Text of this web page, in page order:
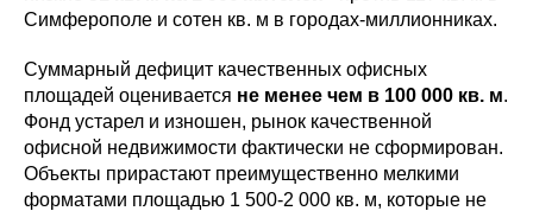
Симферополе и сотен кв. м в городах-миллионниках.
Суммарный дефицит качественных офисных
площадей оценивается не менее чем в 100 000 кв. м.
Фонд устарел и изношен, рынок качественной
офисной недвижимости фактически не сформирован.
Объекты прирастают преимущественно мелкими
форматами площадью 1 500-2 000 кв. м, которые не